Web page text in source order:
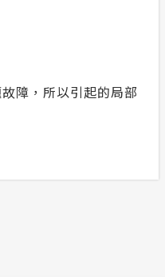
障，所以引起的局部